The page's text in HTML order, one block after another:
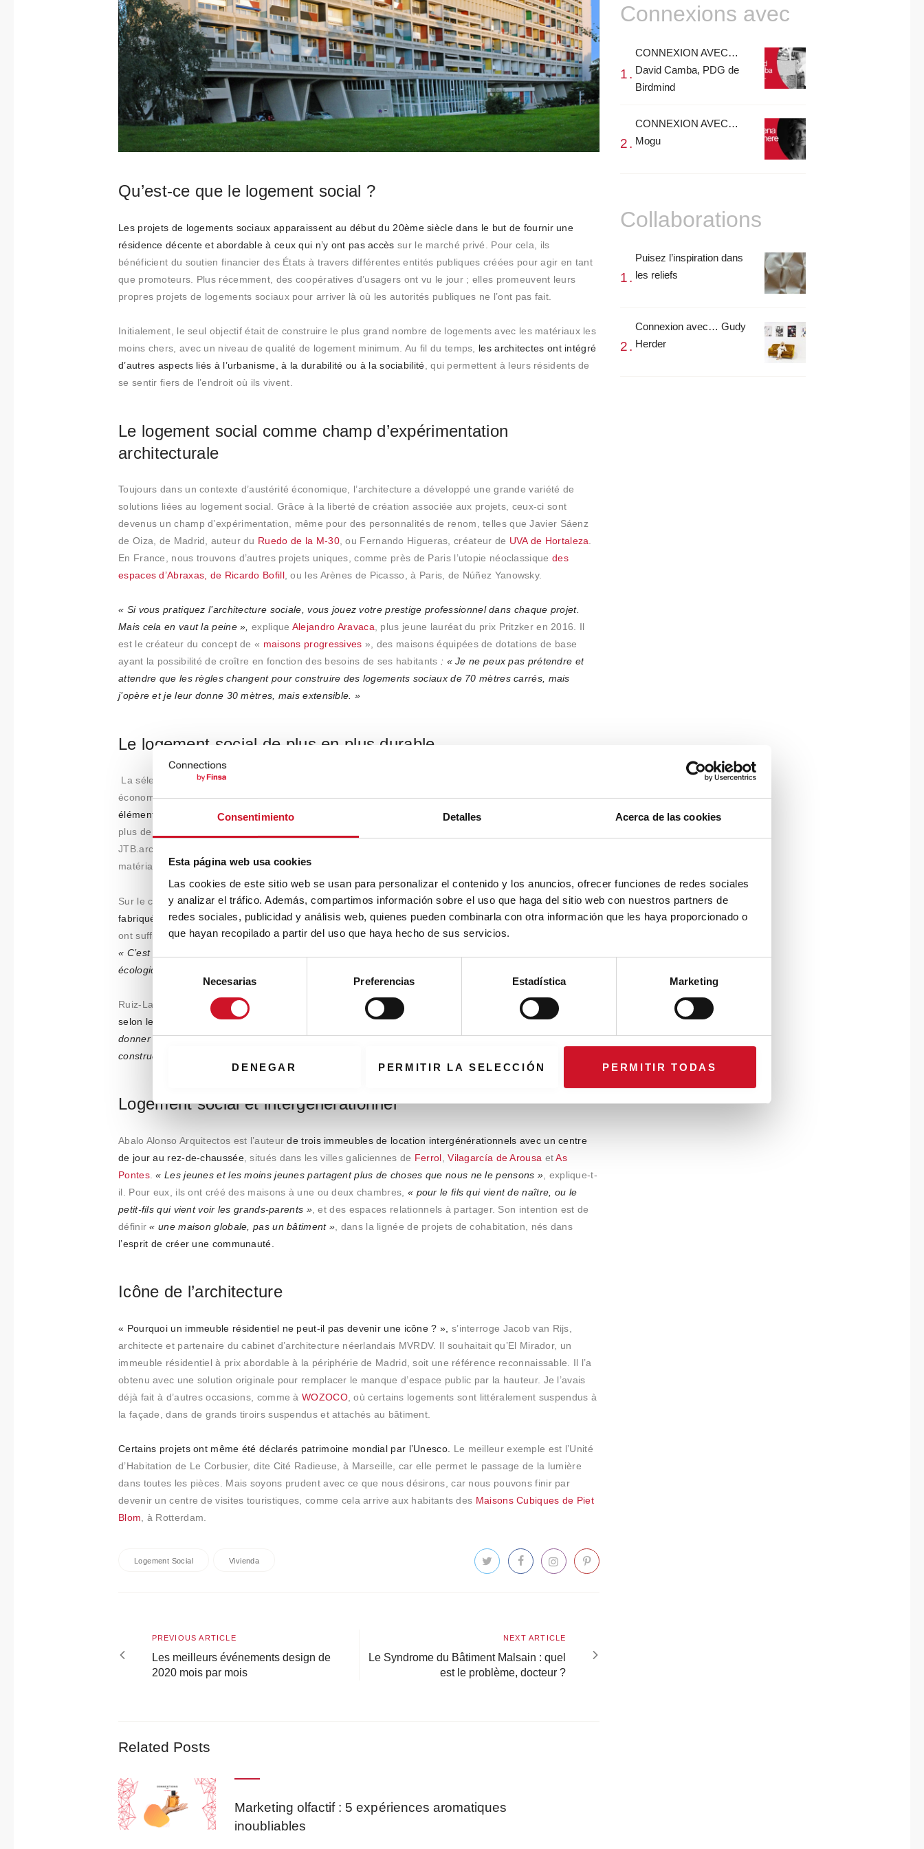
Consentimiento Detalles Acerca de las cookies
Esta página web usa cookies
Las cookies de este sitio web se usan para personalizar el contenido y los anuncios, ofrecer funciones de redes sociales
y analizar el tráfico. Además, compartimos información sobre el uso que haga del sitio web con nuestros partners de
redes sociales, publicidad y análisis web, quienes pueden combinarla con otra información que les haya proporcionado o
que hayan recopilado a partir del uso que haya hecho de sus servicios.
d
c
o
n
s
e
n
t
i
n
t
o
Necesarias Preferencias Estadística Marketing
DENEGAR PERMITIR LA SELECCIÓN PERMITIR TODAS
Qu’est-ce que le logement social ?
Les projets de logements sociaux apparaissent au début du 20ème siècle dans le but de fournir une
résidence décente et abordable à ceux qui n’y ont pas accès sur le marché privé. Pour cela, ils
bénéficient du soutien financier des États à travers différentes entités publiques créées pour agir en tant
que promoteurs. Plus récemment, des coopératives d’usagers ont vu le jour ; elles promeuvent leurs
propres projets de logements sociaux pour arriver là où les autorités publiques ne l’ont pas fait.
Initialement, le seul objectif était de construire le plus grand nombre de logements avec les matériaux les
moins chers, avec un niveau de qualité de logement minimum. Au fil du temps, les architectes ont intégré
d’autres aspects liés à l’urbanisme, à la durabilité ou à la sociabilité, qui permettent à leurs résidents de
se sentir fiers de l’endroit où ils vivent.
Le logement social comme champ d’expérimentation
architecturale
Toujours dans un contexte d’austérité économique, l’architecture a développé une grande variété de
solutions liées au logement social. Grâce à la liberté de création associée aux projets, ceux-ci sont
devenus un champ d’expérimentation, même pour des personnalités de renom, telles que Javier Sáenz
de Oiza, de Madrid, auteur du Ruedo de la M-30, ou Fernando Higueras, créateur de UVA de Hortaleza.
En France, nous trouvons d’autres projets uniques, comme près de Paris l’utopie néoclassique des
espaces d’Abraxas, de Ricardo Bofill, ou les Arènes de Picasso, à Paris, de Núñez Yanowsky.
« Si vous pratiquez l’architecture sociale, vous jouez votre prestige professionnel dans chaque projet.
Mais cela en vaut la peine », explique Alejandro Aravaca, plus jeune lauréat du prix Pritzker en 2016. Il
est le créateur du concept de « maisons progressives », des maisons équipées de dotations de base
ayant la possibilité de croître en fonction des besoins de ses habitants : « Je ne peux pas prétendre et
attendre que les règles changent pour construire des logements sociaux de 70 mètres carrés, mais
j’opère et je leur donne 30 mètres, mais extensible. »
Le logement social de plus en plus durable
La sélection des matériaux dans la construction de logements sociaux est étroitement liée à des raisons
économiques. La simplicité et la disponibilité prédominent,et de plus en plus, le choix se porte vers des
éléments préfabriqués, qui permettent également d’économiser lors du processus de construction
plus de l’accélérer. C’est le cas des bâtiments en bois, comme les logements locatifs sociaux conçus par
JTB.architecture à Saint-Denis (France), cinq étages
matériau naturel, renouvelable, réutilisable et recyclable.
Sur le chemin de la durabilité, l’utilisation de matériaux recyclés est encouragée, comme dansle bâtiment
fabriqué à partir de conteneurs pour navires, récemment promu par la mairie de Barcelone. Quatre mois
ont suffi pour convertir seize conteneurs en douze logements prêts à accueillir les premiers habitants.
« C’est un matériau très résistant et bon marché qui, une fois réutilisé, répond aux exigences
écologiques »
Ruiz-Larrea & Asociados vont encore plus loin Carabanchel 34
, un logement social collectif construit
selon le label PassivHaus. Pour Antonio Gómez, architecte et partenaire de l’étude,
l’Administration doit
donner l’exemple pour que le secteur privé et les acheteurs recourent également à ce type de
constructions basse consommation ».
Logement social et intergénérationnel
Abalo Alonso Arquitectos est l’auteurde trois immeubles de location intergénérationnels avec un centre
de jour au rez-de-chaussée, situés dans les villes galiciennes de Ferrol ,Vilagarcía de Arousa etAs
Pontes.« Les jeunes et les moins jeunes partagent plus de choses que nous ne le pensons » , explique-t-
il. Pour eux, ils ont créé des maisons à une ou deux chambres, « pour le fils qui vient de naître, ou le
petit-fils qui vient voir les grands-parents », et des espaces relationnels à partager. Son intention est de
définir« une maison globale, pas un bâtiment » , dans la lignée de projets de cohabitation, nés dans
l’esprit de créer une communauté.
Icône de l’architecture
« Pourquoi un immeuble résidentiel ne peut-il pas devenir une icône ? », s’interroge Jacob van Rijs,
architecte et partenaire du cabinet d’architecture néerlandais MVRDV. Il souhaitait qu’El Mirador, un
immeuble résidentiel à prix abordable à la périphérie de Madrid, soit une référence reconnaissable. Il l’a
obtenu avec une solution originale pour remplacer le manque d’espace public par la hauteur. Je l’avais
déjà fait à d’autres occasions, comme àWOZOCO, où certains logements sont littéralement suspendus à
la façade, dans de grands tiroirs suspendus et attachés au bâtiment.
Certains projets ont même été déclarés patrimoine mondial par l’Unesco.
Le meilleur exemple est l’Unité
d’Habitation de Le Corbusier, dite Cité Radieuse, à Marseille, car elle permet le passage de la lumière
dans toutes les pièces. Mais soyons prudent avec ce que nous désirons, car nous pouvons finir par
devenir un centre de visites touristiques, comme cela arrive aux habitants des Maisons Cubiques de Piet
Blom , à Rotterdam.
Logement Social Vivienda
l’article
Previous
article
PREVIOUS ARTICLE
Les meilleurs événements design de
2020 mois par mois
Next
article
NEXT ARTICLE
Le Syndrome du Bâtiment Malsain : quel
est le problème, docteur ?
Related Posts
Marketing olfactif : 5 expériences aromatiques
inoubliables
Connexions avec
CONNEXION AVEC…
David Camba, PDG de
Birdmind
CONNEXION AVEC…
Mogu
Collaborations
Puisez l’inspiration dans
les reliefs
Connexion avec… Gudy
Herder